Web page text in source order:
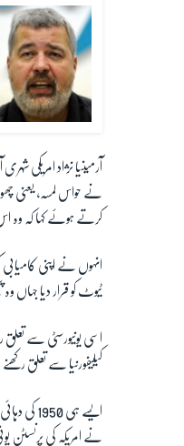
آرمینیا نژاد امریکی
نے حواس لمسہ، یعنی
کرتے ہوئے کہا کہ وہ
انہوں نے اپنی کامیابی
ٹیوٹ کو قرار دیا جہاں
اسی یونیورسٹی سے
کیلیفورنیا سے تعلق
ایسے ہی1950 کی
نے امریکہ کی پرنسٹن